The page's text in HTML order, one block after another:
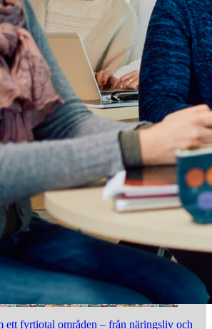
ett fyrtiotal områden – från näringsliv och